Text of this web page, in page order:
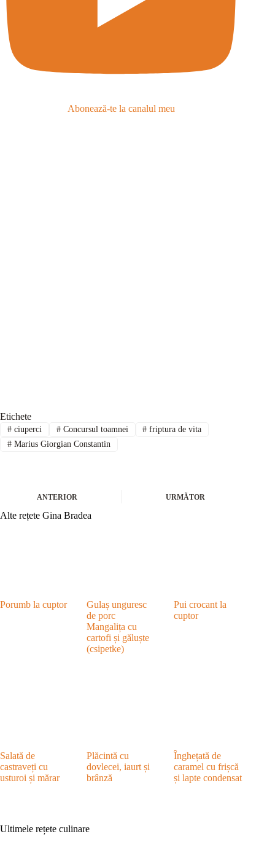
Abonează-te la canalul meu
Etichete
#ciuperci #Concursul toamnei # friptura de vita
#Marius Giorgian Constantin
ANTERIOR URMĂTOR
Alte rețete Gina Bradea
Porumb la cuptor
Gulaș unguresc
de porc
Mangalița cu
cartofi și găluște
(csipetke)
Pui crocant la
cuptor
Salată de
castraveți cu
usturoi și mărar
Plăcintă cu
dovlecei, iaurt și
brânză
Înghețată de
caramel cu frișcă
și lapte condensat
Ultimele rețete culinare